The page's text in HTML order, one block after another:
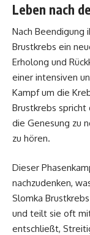
Leben nach
Nach Beendigung
Brustkrebs ein
Erholong und
einer intensiven
Kampf um die
Brustkrebs
die Genesung zu
zu hören.
Dieser
nachzudenken,
Slomka
und teilt sie oft
entschließt,